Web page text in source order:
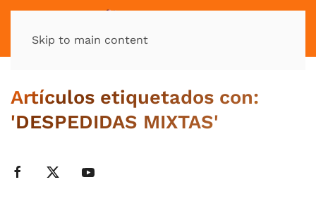
Skip to main content
Artículos etiquetados con:
'DESPEDIDAS MIXTAS'